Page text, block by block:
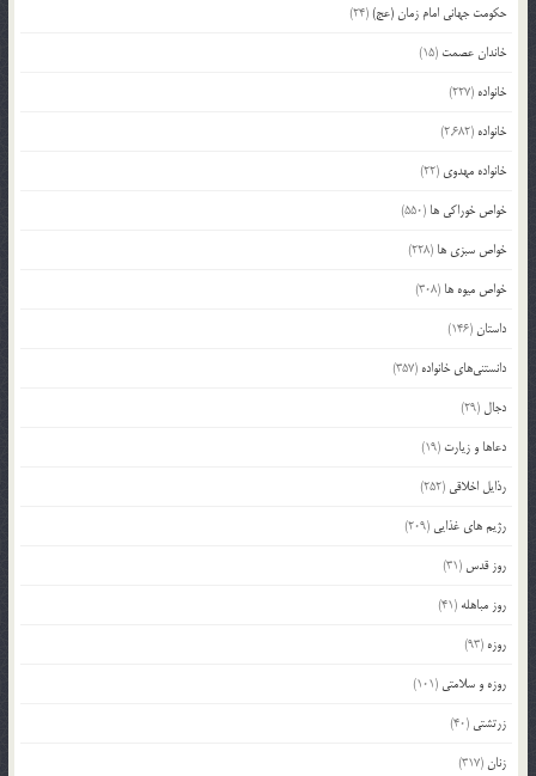
حکومت جهانی امام زمان (عج)(24)
خاندان عصمت (15)
خانواده (227)
خانواده (2,682)
خانواده مهدوی (22)
خواص خوراکی ها (550)
خواص سبزی ها (228)
خواص میوه ها (308)
داستان(146)
دانستنی‌های خانواده (357)
دجال (29)
دعاها و زیارت (19)
رذایل اخلاقی (252)
رژیم های غذایی (209)
روز قدس (31)
روز مباهله (41)
روزه (93)
روزه و سلامتی (101)
زرتشتی (40)
زنان(317)